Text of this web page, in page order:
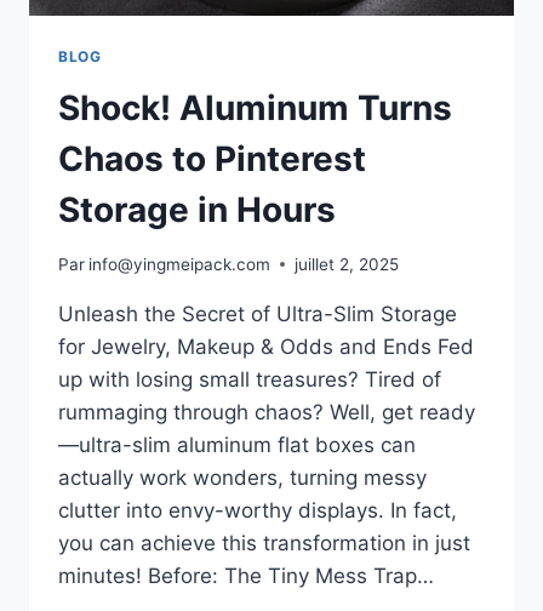
BLOG
Shock! Aluminum Turns
Chaos to Pinterest
Storage in Hours
Par info@yingmeipack.com juillet 2, 2025
Unleash the Secret of Ultra-Slim Storage
for Jewelry, Makeup & Odds and Ends Fed
up with losing small treasures? Tired of
rummaging through chaos? Well, get ready
—ultra-slim aluminum flat boxes can
actually work wonders, turning messy
clutter into envy-worthy displays. In fact,
you can achieve this transformation in just
minutes! Before: The Tiny Mess Trap…